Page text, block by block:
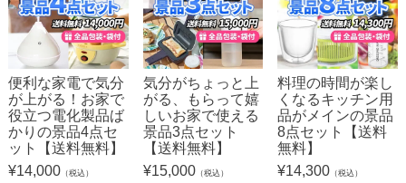
便利な家電で気分
が上がる！お家で
役立つ電化製品ば
かりの景品4点セ
ット【送料無料】
¥14,000（税込）
気分がちょっと上
がる、もらって嬉
しいお家で使える
景品3点セット
【送料無料】
¥15,000（税込）
料理の時間が楽し
くなるキッチン用
品がメインの景品
8点セット【送料
無料】
¥14,300 （税込）